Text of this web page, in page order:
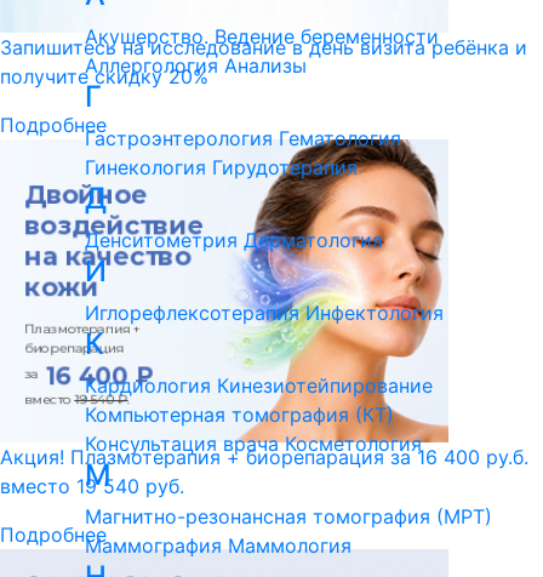
Запишитесь на исследование в день визита ребёнка и
получите скидку 20%
Подробнее
Акция! Плазмотерапия + биорепарация за 16 400 ру.б.
вместо 19 540 руб.
Подробнее
Акушерство. Ведение беременности
Аллергология Анализы
Г
Гастроэнтерология Гематология
Гинекология Гирудотерапия
Д
Денситометрия Дерматология
И
Иглорефлексотерапия Инфектология
К
Кардиология Кинезиотейпирование
Компьютерная томография (КТ)
Консультация врача Косметология
М
Магнитно-резонансная томография (МРТ)
Маммография Маммология